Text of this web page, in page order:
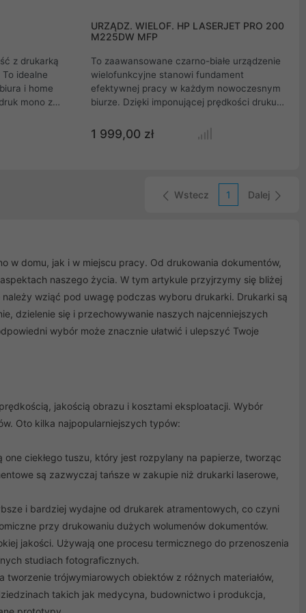
z drukarką
idealne
i home
mono z
dzięki
oszczędzaj
URZĄDZ. WIELOF. HP LASERJET PRO 200
M225DW MFP
To zaawansowane czarno-białe urządzenie
wielofunkcyjne stanowi fundament
efektywnej pracy w każdym nowoczesnym
biurze. Dzięki imponującej prędkości druku
znacząco skraca czas realizacji dokumentów
przy jednoczesnym obniżeniu kosztów
pozwalają na błyskawiczne przesyłanie
skanów i wydruków prosto z urządzeń
1 999,00 zł
Wstecz 1 Dalej
w domu, jak i w miejscu pracy. Od drukowania dokumentów,
naszego życia. W tym artykule przyjrzymy się bliżej
wziąć pod uwagę podczas wyboru drukarki. Drukarki są
dzielenie się i przechowywanie naszych najcenniejszych
wybór może znacznie ułatwić i ulepszyć Twoje
jakością obrazu i kosztami eksploatacji. Wybór
Oto kilka najpopularniejszych typów:
ciekłego tuszu, który jest rozpylany na papierze, tworząc
są zazwyczaj tańsze w zakupie niż drukarki laserowe,
i bardziej wydajne od drukarek atramentowych, co czyni
przy drukowaniu dużych wolumenów dokumentów.
jakości. Używają one procesu termicznego do przenoszenia
studiach fotograficznych.
trójwymiarowych obiektów z różnych materiałów,
takich jak medycyna, budownictwo i produkcja,